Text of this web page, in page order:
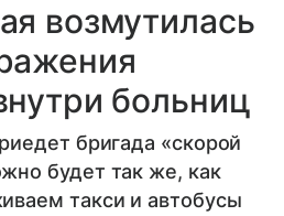
возмутилась
больниц
бригада «скорой
будет так же, как
такси и автобусы